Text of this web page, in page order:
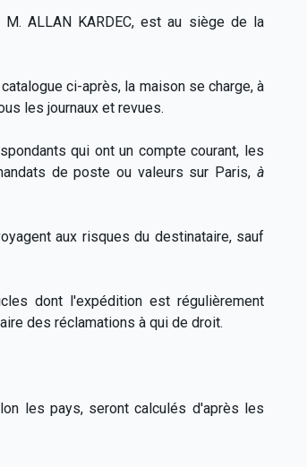
ALLAN KARDEC, est au siège de la
ci-après, la maison se charge, à
les journaux et revues.
qui ont un compte courant, les
de poste ou valeurs sur Paris, à
aux risques du destinataire, sauf
dont l'expédition est régulièrement
des réclamations à qui de droit.
les pays, seront calculés d'après les